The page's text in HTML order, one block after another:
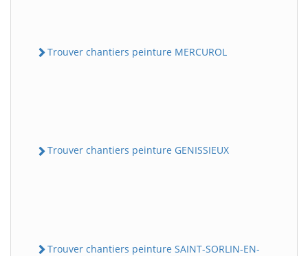
Trouver chantiers peinture MERCUROL
Trouver chantiers peinture GENISSIEUX
Trouver chantiers peinture SAINT-SORLIN-EN-